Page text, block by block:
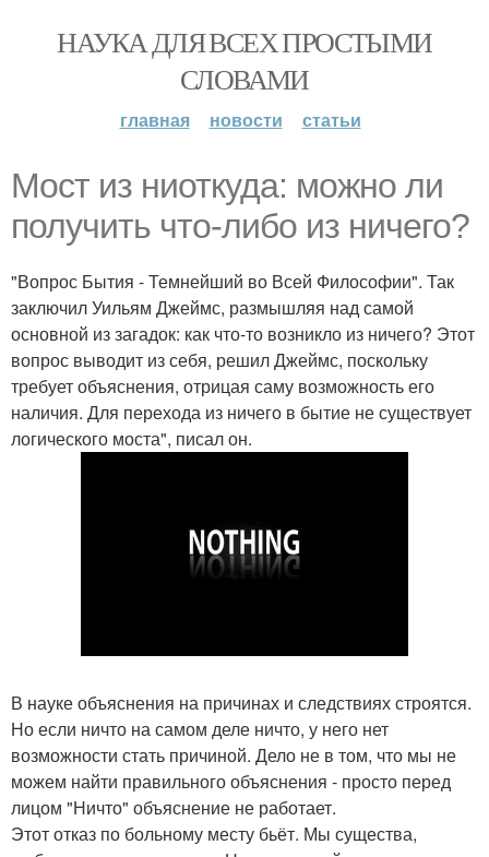
НАУКА ДЛЯ ВСЕХ ПРОСТЫМИ
СЛОВАМИ
главная новости статьи
Мост из ниоткуда: можно ли
получить что-либо из ничего?
"Вопрос Бытия - Темнейший во Всей Философии". Так
заключил Уильям Джеймс, размышляя над самой
основной из загадок: как что-то возникло из ничего? Этот
вопрос выводит из себя, решил Джеймс, поскольку
требует объяснения, отрицая саму возможность его
наличия. Для перехода из ничего в бытие не существует
логического моста", писал он.
В науке объяснения на причинах и следствиях строятся.
Но если ничто на самом деле ничто, у него нет
возможности стать причиной. Дело не в том, что мы не
можем найти правильного объяснения - просто перед
лицом "Ничто" объяснение не работает.
Этот отказ по больному месту бьёт. Мы существа,